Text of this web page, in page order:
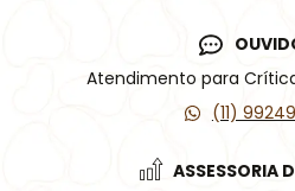
Atendimento para
(11)
ASSESSORIA